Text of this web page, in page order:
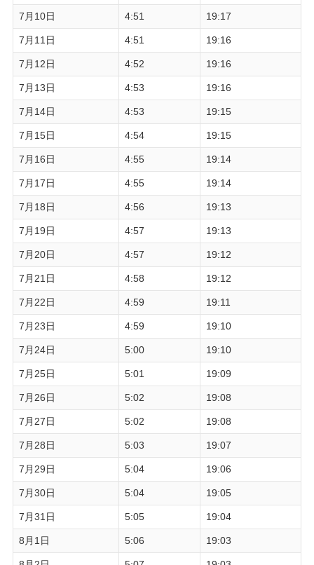
7月10日 4:51 19:17
7月11日 4:51 19:16
7月12日 4:52 19:16
7月13日 4:53 19:16
7月14日 4:53 19:15
7月15日 4:54 19:15
7月16日 4:55 19:14
7月17日 4:55 19:14
7月18日 4:56 19:13
7月19日 4:57 19:13
7月20日 4:57 19:12
7月21日 4:58 19:12
7月22日 4:59 19:11
7月23日 4:59 19:10
7月24日 5:00 19:10
7月25日 5:01 19:09
7月26日 5:02 19:08
7月27日 5:02 19:08
7月28日 5:03 19:07
7月29日 5:04 19:06
7月30日 5:04 19:05
7月31日 5:05 19:04
8月1日 5:06 19:03